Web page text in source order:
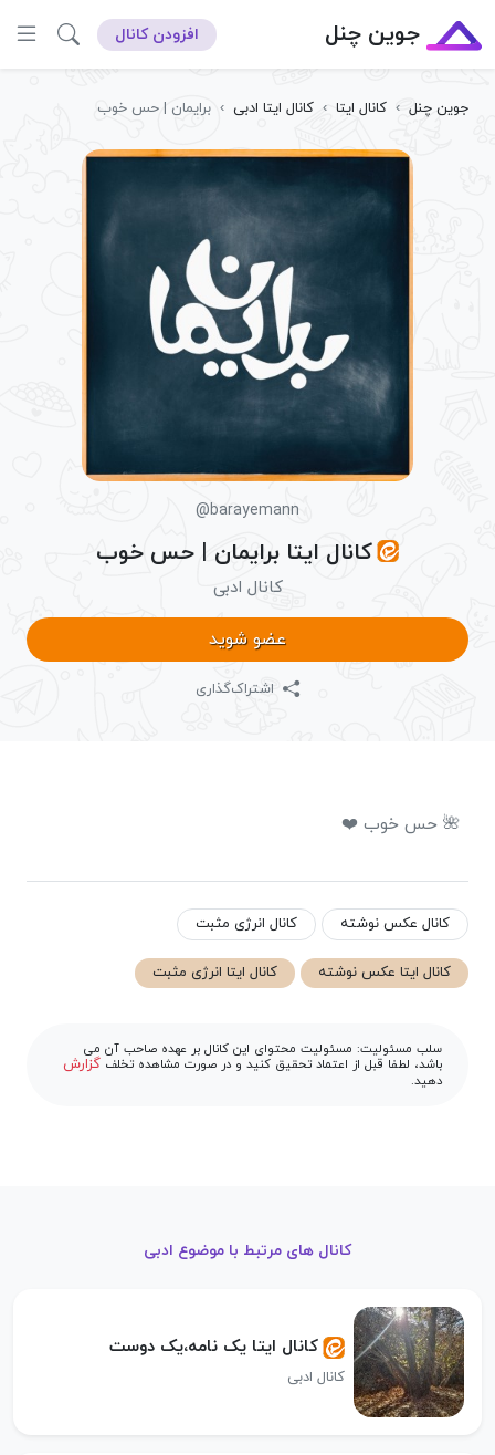
جوین چنل افزودن کانال
جوین چنل › کانال ایتا › کانال ایتا ادبی › برایمان | حس خوب
@barayemann
کانال ایتا برایمان | حس خوب
کانال ادبی
عضو شوید
اشتراک‌گذاری
🌺 حس خوب ❤️
کانال عکس نوشته کانال انرژی مثبت
کانال ایتا عکس نوشته کانال ایتا انرژی مثبت
سلب مسئولیت: مسئولیت محتوای این کانال بر عهده صاحب آن می
باشد، لطفا قبل از اعتماد تحقیق کنید و در صورت مشاهده تخلف گزارش
دهید.
کانال های مرتبط با موضوع ادبی
کانال ایتا یک نامه،یک دوست
کانال ادبی